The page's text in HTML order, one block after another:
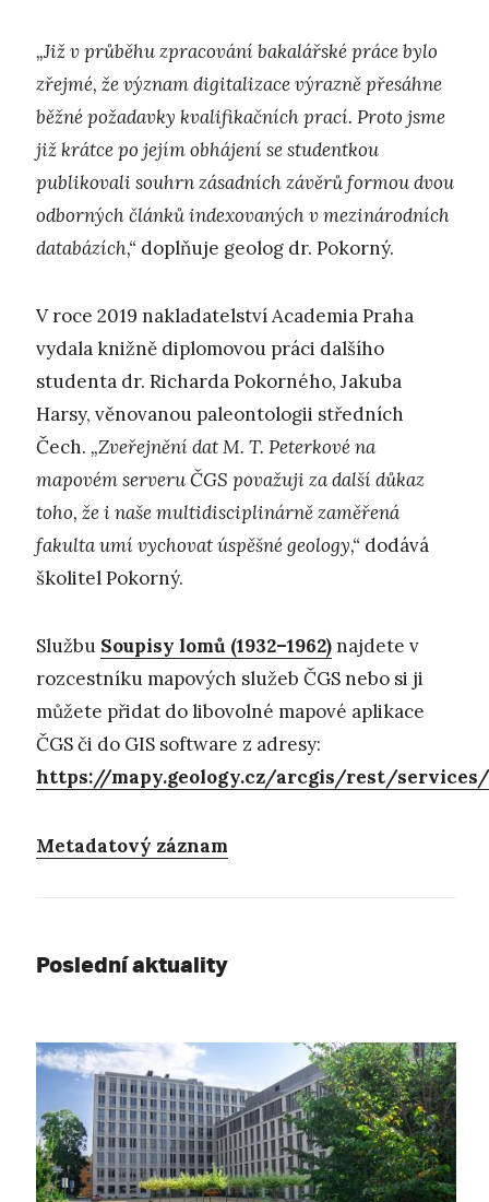
„Již v průběhu zpracování bakalářské práce bylo
zřejmé, že význam digitalizace výrazně přesáhne
běžné požadavky kvalifikačních prací. Proto jsme
již krátce po jejím obhájení se studentkou
publikovali souhrn zásadních závěrů formou dvou
odborných článků indexovaných v mezinárodních
databázích,“ doplňuje geolog dr. Pokorný.
V roce 2019 nakladatelství Academia Praha
vydala knižně diplomovou práci dalšího
studenta dr. Richarda Pokorného, Jakuba
Harsy, věnovanou paleontologii středních
Čech. „Zveřejnění dat M. T. Peterkové na
mapovém serveru ČGS považuji za další důkaz
toho, že i naše multidisciplinárně zaměřená
fakulta umí vychovat úspěšné geology,“ dodává
školitel Pokorný.
Službu Soupisy lomů (1932–1962)najdete v
rozcestníku mapových služeb ČGS nebo si ji
můžete přidat do libovolné mapové aplikace
ČGS či do GIS software z adresy:
https://mapy.geology.cz/arcgis/rest/
Metadatový záznam
Poslední aktuality